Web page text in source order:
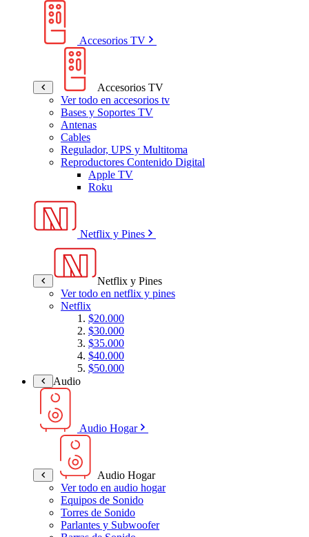
Accesorios TV
Accesorios TV
Ver todo en accesorios tv
Bases y Soportes TV
Antenas
Cables
Regulador, UPS y Multitoma
Reproductores Contenido Digital
Apple TV
Roku
Netflix y Pines
Netflix y Pines
Ver todo en netflix y pines
Netflix
$20.000
$30.000
$35.000
$40.000
$50.000
Audio
Audio Hogar
Audio Hogar
Ver todo en audio hogar
Equipos de Sonido
Torres de Sonido
Parlantes y Subwoofer